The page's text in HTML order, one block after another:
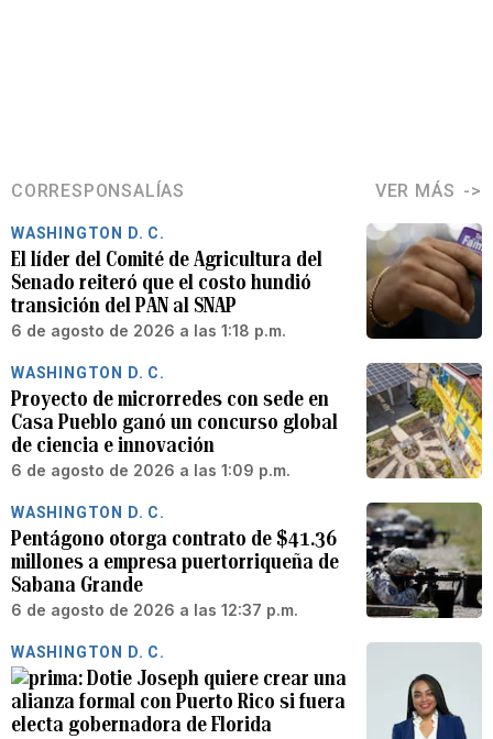
CORRESPONSALÍAS VER MÁS
WASHINGTON D. C.
El líder del Comité de Agricultura del
Senado reiteró que el costo hundió
transición del PAN al SNAP
6 de agosto de 2026 a las 1:18 p.m.
WASHINGTON D. C.
Proyecto de microrredes con sede en
Casa Pueblo ganó un concurso global
de ciencia e innovación
6 de agosto de 2026 a las 1:09 p.m.
WASHINGTON D. C.
Pentágono otorga contrato de $41.36
millones a empresa puertorriqueña de
Sabana Grande
6 de agosto de 2026 a las 12:37 p.m.
WASHINGTON D. C.
Dotie Joseph quiere crear una
alianza formal con Puerto Rico si fuera
electa gobernadora de Florida